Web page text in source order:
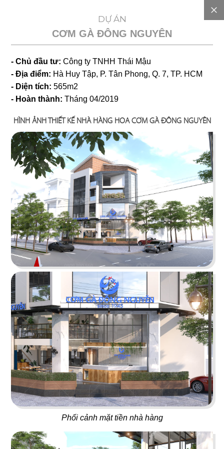
DỰ ÁN
CƠM GÀ ĐÔNG NGUYÊN
- Chủ đầu tư: Công ty TNHH Thái Mậu
- Địa điểm: Hà Huy Tập, P. Tân Phong, Q. 7, TP. HCM
- Diện tích: 565m2
- Hoàn thành:Tháng 04/2019
HÌNH ẢNH THIẾT KẾ NHÀ HÀNG HOA CƠM GÀ ĐÔNG NGUYÊN
Phối cảnh mặt tiền nhà hàng
GIỚI
THIỆU
DỰ
CHI
PHÍ
DỰ
ÁN
NHÀ
HÀNG
DỰ
ÁN
VĂN
PHÒNG
DỰ
01
BAOZ DIMSUM
Nhà hàng Hoa
02
VEE AYY FOOD
Nhà hàng - Cafe
03
PAT KAO THAI - MỸ THO
Nhà hàng Thái
04
SAKURA
Nhà hàng Nhật